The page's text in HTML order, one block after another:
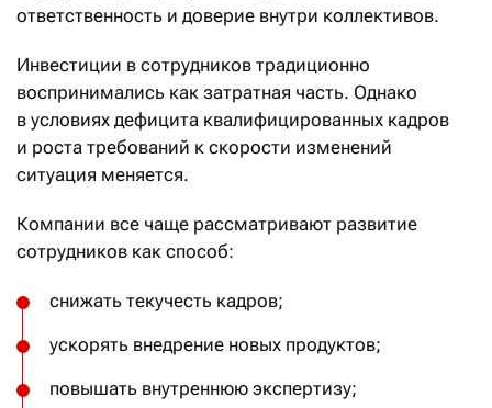
ответственность и доверие внутри коллективов.
Инвестиции в сотрудников традиционно
воспринимались как затратная часть. Однако
в условиях дефицита квалифицированных кадров
и роста требований к скорости изменений
ситуация меняется.
Компании все чаще рассматривают развитие
сотрудников как способ:
снижать текучесть кадров;
ускорять внедрение новых продуктов;
повышать внутреннюю экспертизу;